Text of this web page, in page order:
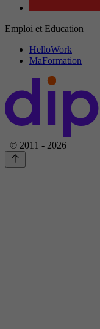
Emploi et Education
HelloWork
MaFormation
© 2011 - 2026